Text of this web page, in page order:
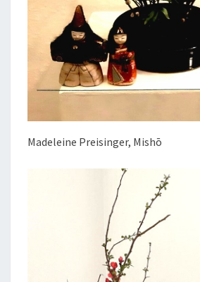
Madeleine Preisinger, Mishō